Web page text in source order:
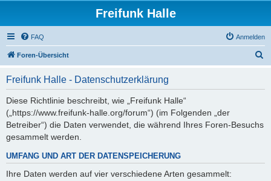
Freifunk Halle
FAQ Anmelden
Foren-Übersicht
Freifunk Halle - Datenschutzerklärung
Diese Richtlinie beschreibt, wie „Freifunk Halle“
(„https://www.freifunk-halle.org/forum“) (im Folgenden „der
Betreiber“) die Daten verwendet, die während Ihres Foren-Besuchs
gesammelt werden.
UMFANG UND ART DER DATENSPEICHERUNG
Ihre Daten werden auf vier verschiedene Arten gesammelt: